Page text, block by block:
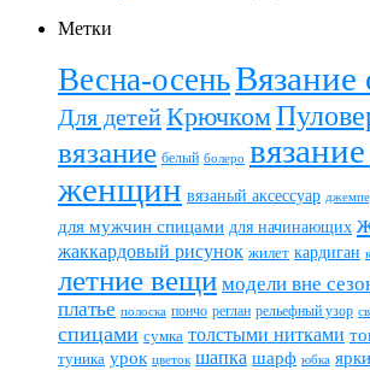
Метки
Весна-осеньВязание
Для детейКрючком
вязание белый болеро
женщин вязаный аксессуар
для мужчин спицами для начинающих
жаккардовый рисунок жилет кардиган
летние вещи модели вне
платье полоска пончо реглан рельефный узор
спицами сумка толстыми нитками
туника урок цветок шапка шарф юбка